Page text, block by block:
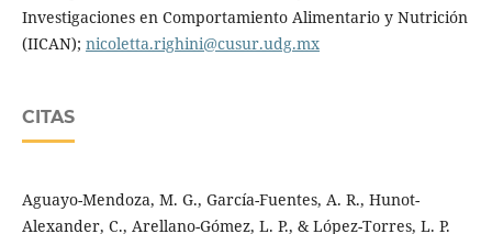
Investigaciones en Comportamiento Alimentario y Nutrición
(IICAN); nicoletta.righini@cusur.udg.mx
CITAS
Aguayo-Mendoza, M. G., García-Fuentes, A. R., Hunot-
Alexander, C., Arellano-Gómez, L. P., & López-Torres, L. P.